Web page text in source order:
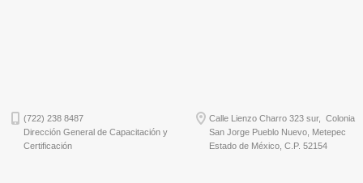
(722) 238 8487
Dirección General de Capacitación y
Certificación
Calle Lienzo Charro 323 sur, Colonia
San Jorge Pueblo Nuevo, Metepec
Estado de México, C.P. 52154